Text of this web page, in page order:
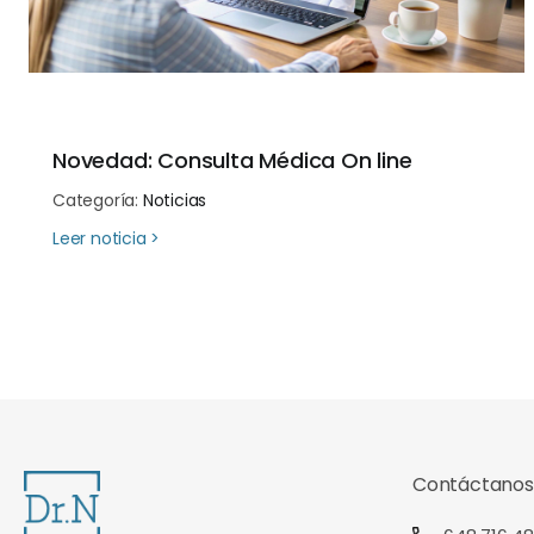
Novedad: Consulta Médica On line
Categoría: Noticias
Leer noticia >
Contáctanos